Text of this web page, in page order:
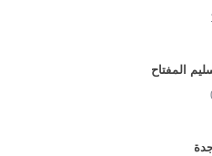
المفتاح